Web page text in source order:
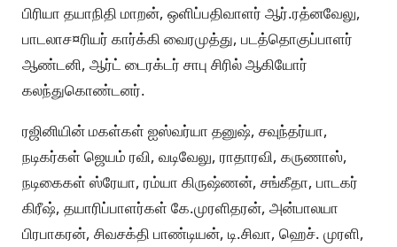
பிரியா தயாநிதி மாறன், ஒளிப்பதிவாளர் ஆர்.ரத்னவேலு,
பாடலாச¤ரியர் கார்க்கி வைரமுத்து, படத்தொகுப்பாளர்
ஆண்டனி, ஆர்ட் டைரக்டர் சாபு சிரில் ஆகியோர்
கலந்துகொண்டனர்.
ரஜினியின் மகள்கள் ஐஸ்வர்யா தனுஷ், சவுந்தர்யா,
நடிகர்கள் ஜெயம் ரவி, வடிவேலு, ராதாரவி, கருணாஸ்,
நடிகைகள் ஸ்ரேயா, ரம்யா கிருஷ்ணன், சங்கீதா, பாடகர்
கிரீஷ், தயாரிப்பாளர்கள் கே.முரளிதரன், அன்பாலயா
பிரபாகரன், சிவசக்தி பாண்டியன், டி.சிவா, ஹெச். முரளி,